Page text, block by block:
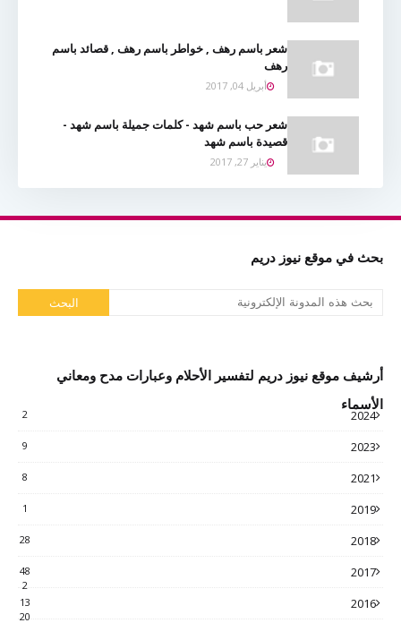
شعر باسم رهف , خواطر باسم رهف , قصائد باسم
رهف
أبريل 04, 2017
شعر حب باسم شهد - كلمات جميلة باسم شهد -
قصيدة باسم شهد
يناير 27, 2017
بحث في موقع نيوز دريم
أرشيف موقع نيوز دريم لتفسير الأحلام وعبارات مدح ومعاني
الأسماء
2024
2
2023
9
2021
8
2019
1
2018
28
2017
48
2
2016
13
20